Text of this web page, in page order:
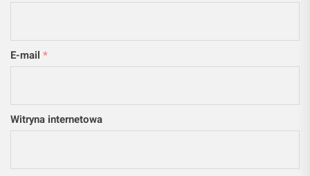
E-mail *
Witryna internetowa